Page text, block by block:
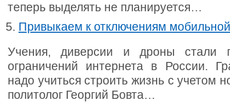
теперь выделять не планируется…
Привыкаем к отключениям
Учения, диверсии и дроны стали
ограничений интернета в России.
надо учиться строить жизнь с учетом
политолог Георгий Бовта…